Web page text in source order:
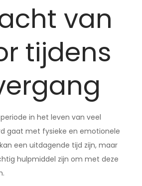
van
tijdens
in het leven van veel
gaat met fysieke en emotionele
een uitdagende tijd zijn, maar
hulpmiddel zijn om met deze